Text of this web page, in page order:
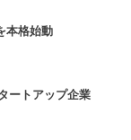
本格始動
ートアップ企業